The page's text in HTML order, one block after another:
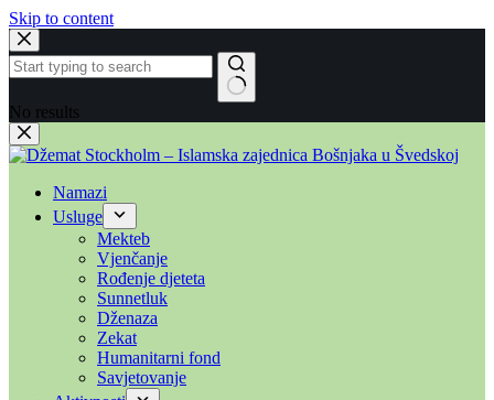
Skip to content
No results
Namazi
Usluge
Mekteb
Vjenčanje
Rođenje djeteta
Sunnetluk
Dženaza
Zekat
Humanitarni fond
Savjetovanje